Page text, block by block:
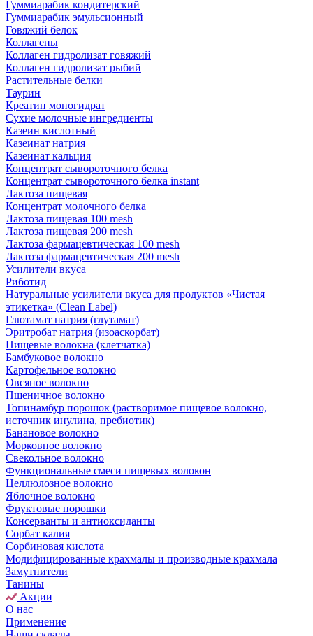
Гуммиарабик кондитерский
Гуммиарабик эмульсионный
Говяжий белок
Коллагены
Коллаген гидролизат говяжий
Коллаген гидролизат рыбий
Растительные белки
Таурин
Креатин моногидрат
Сухие молочные ингредиенты
Казеин кислотный
Казеинат натрия
Казеинат кальция
Концентрат сывороточного белка
Концентрат сывороточного белка instant
Лактоза пищевая
Концентрат молочного белка
Лактоза пищевая 100 mesh
Лактоза пищевая 200 mesh
Лактоза фармацевтическая 100 mesh
Лактоза фармацевтическая 200 mesh
Усилители вкуса
Риботид
Натуральные усилители вкуса для продуктов «Чистая
этикетка» (Clean Label)
Глютамат натрия (глутамат)
Эритробат натрия (изоаскорбат)
Пищевые волокна (клетчатка)
Бамбуковое волокно
Картофельное волокно
Овсяное волокно
Пшеничное волокно
Топинамбур порошок (растворимое пищевое волокно,
источник инулина, пребиотик)
Банановое волокно
Морковное волокно
Свекольное волокно
Функциональные смеси пищевых волокон
Целлюлозное волокно
Яблочное волокно
Фруктовые порошки
Консерванты и антиоксиданты
Сорбат калия
Сорбиновая кислота
Модифицированные крахмалы и производные крахмала
Замутнители
Танины
Акции
О нас
Применение